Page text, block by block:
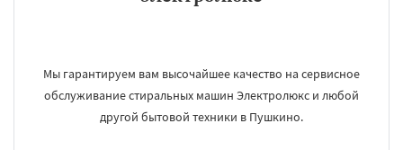
Мы гарантируем вам высочайшее качество на сервисное
обслуживание стиральных машин Электролюкс и любой
другой бытовой техники в Пушкино.